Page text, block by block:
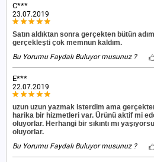
C***
23.07.2019
Satın aldıktan sonra gerçekten bütün
gerçekleşti çok memnun kaldım.
Bu Yorumu Faydalı Buluyor musunuz ?
E***
22.07.2019
uzun uzun yazmak isterdim ama
harika bir hizmetleri var. Ürünü aktif mi
oluyorlar. Herhangi bir sıkıntı mı
oluyorlar.
Bu Yorumu Faydalı Buluyor musunuz ?